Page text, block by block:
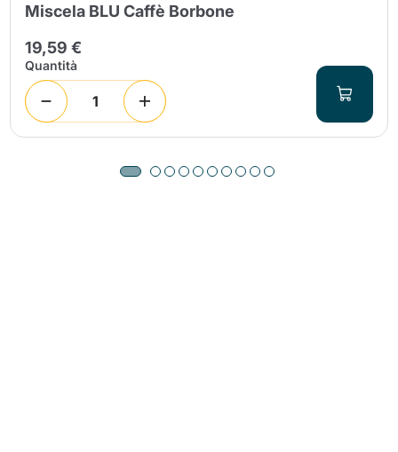
Miscela BLU Caffè Borbone
19,59 €
Quantità